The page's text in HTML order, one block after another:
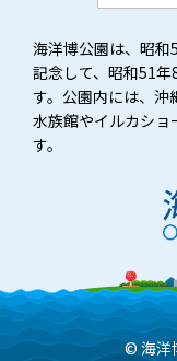
海洋博公園は、昭和
記念して、昭和51
す。公園内には、沖
水族館やイルカショ
す。
© 海洋